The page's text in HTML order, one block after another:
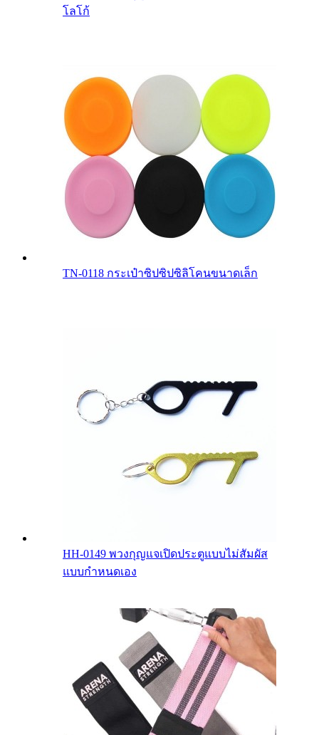
โลโก้
TN-0118 กระเป๋าซิปซิปซิลิโคนขนาดเล็ก
HH-0149 พวงกุญแจเปิดประตูแบบไม่สัมผัส
แบบกำหนดเอง